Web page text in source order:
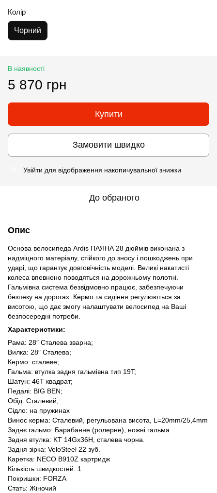
Колір
Чорний
В наявності
5 870 грн
Купити
Замовити швидко
Увійти для відображення накопичувальної знижки
До обраного
Опис
Основа велосипеда Ardis ПАЯНА 28 дюймів виконана з
надміцного матеріалу, стійкого до зносу і пошкоджень при
ударі, що гарантує довговічність моделі. Великі накатисті
колеса впевнено поводяться на дорожньому полотні.
Гальмівна система безвідмовно працює, забезпечуючи
безпеку на дорогах. Кермо та сидіння регулюються за
висотою, що дає змогу налаштувати велосипед на Ваші
безпосередні потреби.
Характеристики:
Рама: 28″ Сталева зварна;
Вилка: 28″ Сталева;
Кермо: сталеве;
Гальма: втулка задня гальмівна тип 19T;
Шатун: 46Т квадрат;
Педалі: BIG BEN;
Обід: Сталевий;
Сідло: на пружинах
Винос керма: Сталевий, регульована висота, L=20mm/25,4mm
Заднє гальмо: Барабанне (ролерне), ножні гальма
Задня втулка: KT 14Gx36H, сталева чорна.
Задня зірка: VeloSteel 22 зуб.
Каретка: NECO B910Z картридж
Кількість швидкостей: 1
Покришки: FORZA
Стать: Жіночий